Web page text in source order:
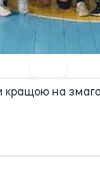
кращою на